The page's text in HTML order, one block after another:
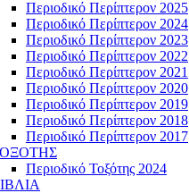
Περιοδικό Περίπτερον 2025
Περιοδικό Περίπτερον 2024
Περιοδικό Περίπτερον 2023
Περιοδικό Περίπτερον 2022
Περιοδικό Περίπτερον 2021
Περιοδικό Περίπτερον 2020
Περιοδικό Περίπτερον 2019
Περιοδικό Περίπτερον 2018
Περιοδικό Περίπτερον 2017
Περιοδικό Τοξότης 2024